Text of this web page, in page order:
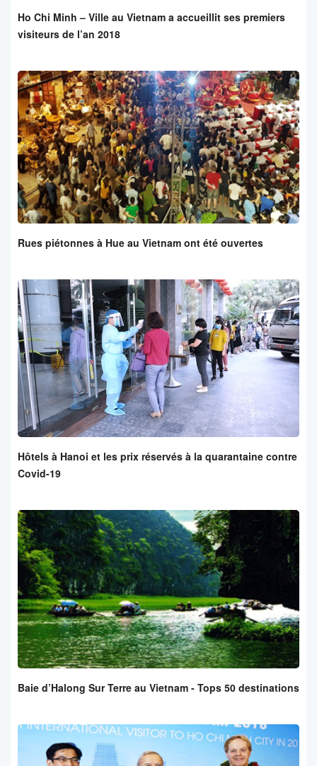
Ho Chi Minh – Ville au Vietnam a accueillit ses premiers
visiteurs de l’an 2018
Rues piétonnes à Hue au Vietnam ont été ouvertes
Hôtels à Hanoi et les prix réservés à la quarantaine contre
Covid-19
Baie d’Halong Sur Terre au Vietnam - Tops 50 destinations